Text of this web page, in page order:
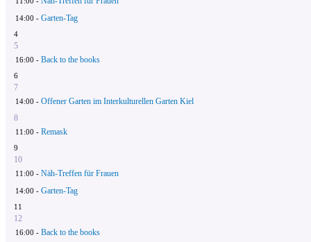
14:00 - Garten-Tag
4
5
16:00 - Back to the books
6
7
14:00 - Offener Garten im Interkulturellen Garten Kiel
8
11:00 - Remask
9
10
11:00 - Näh-Treffen für Frauen
14:00 - Garten-Tag
11
12
16:00 - Back to the books